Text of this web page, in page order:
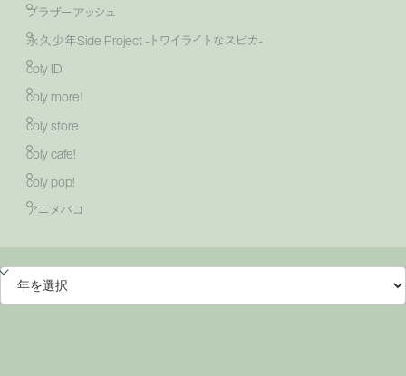
ブラザーアッシュ
永久少年Side Project -トワイライトなスピカ-
coly ID
coly more！
coly store
coly cafe!
coly pop!
アニメバコ